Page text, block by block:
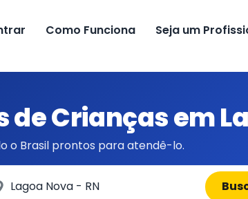
Como Funciona Seja um
Crianças em
o Brasil prontos para atendê-lo.
qual cidade?